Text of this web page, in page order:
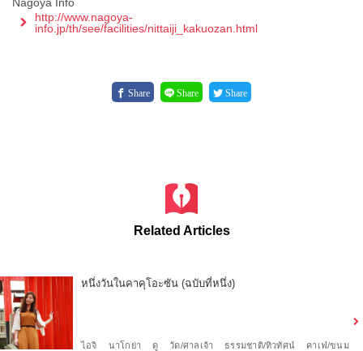
http://www.nagoya-
info.jp/th/see/facilities/nittaiji_kakuozan.html
Share Share Share
Related Articles
หนึ่งวันในคาคุโอะซัน (ฉบับที่หนึ่ง)
ไอจิ นาโกย่า ดู วัด/ศาลเจ้า ธรรมชาติ/ทิวทัศน์
คาเฟ่/ขนม